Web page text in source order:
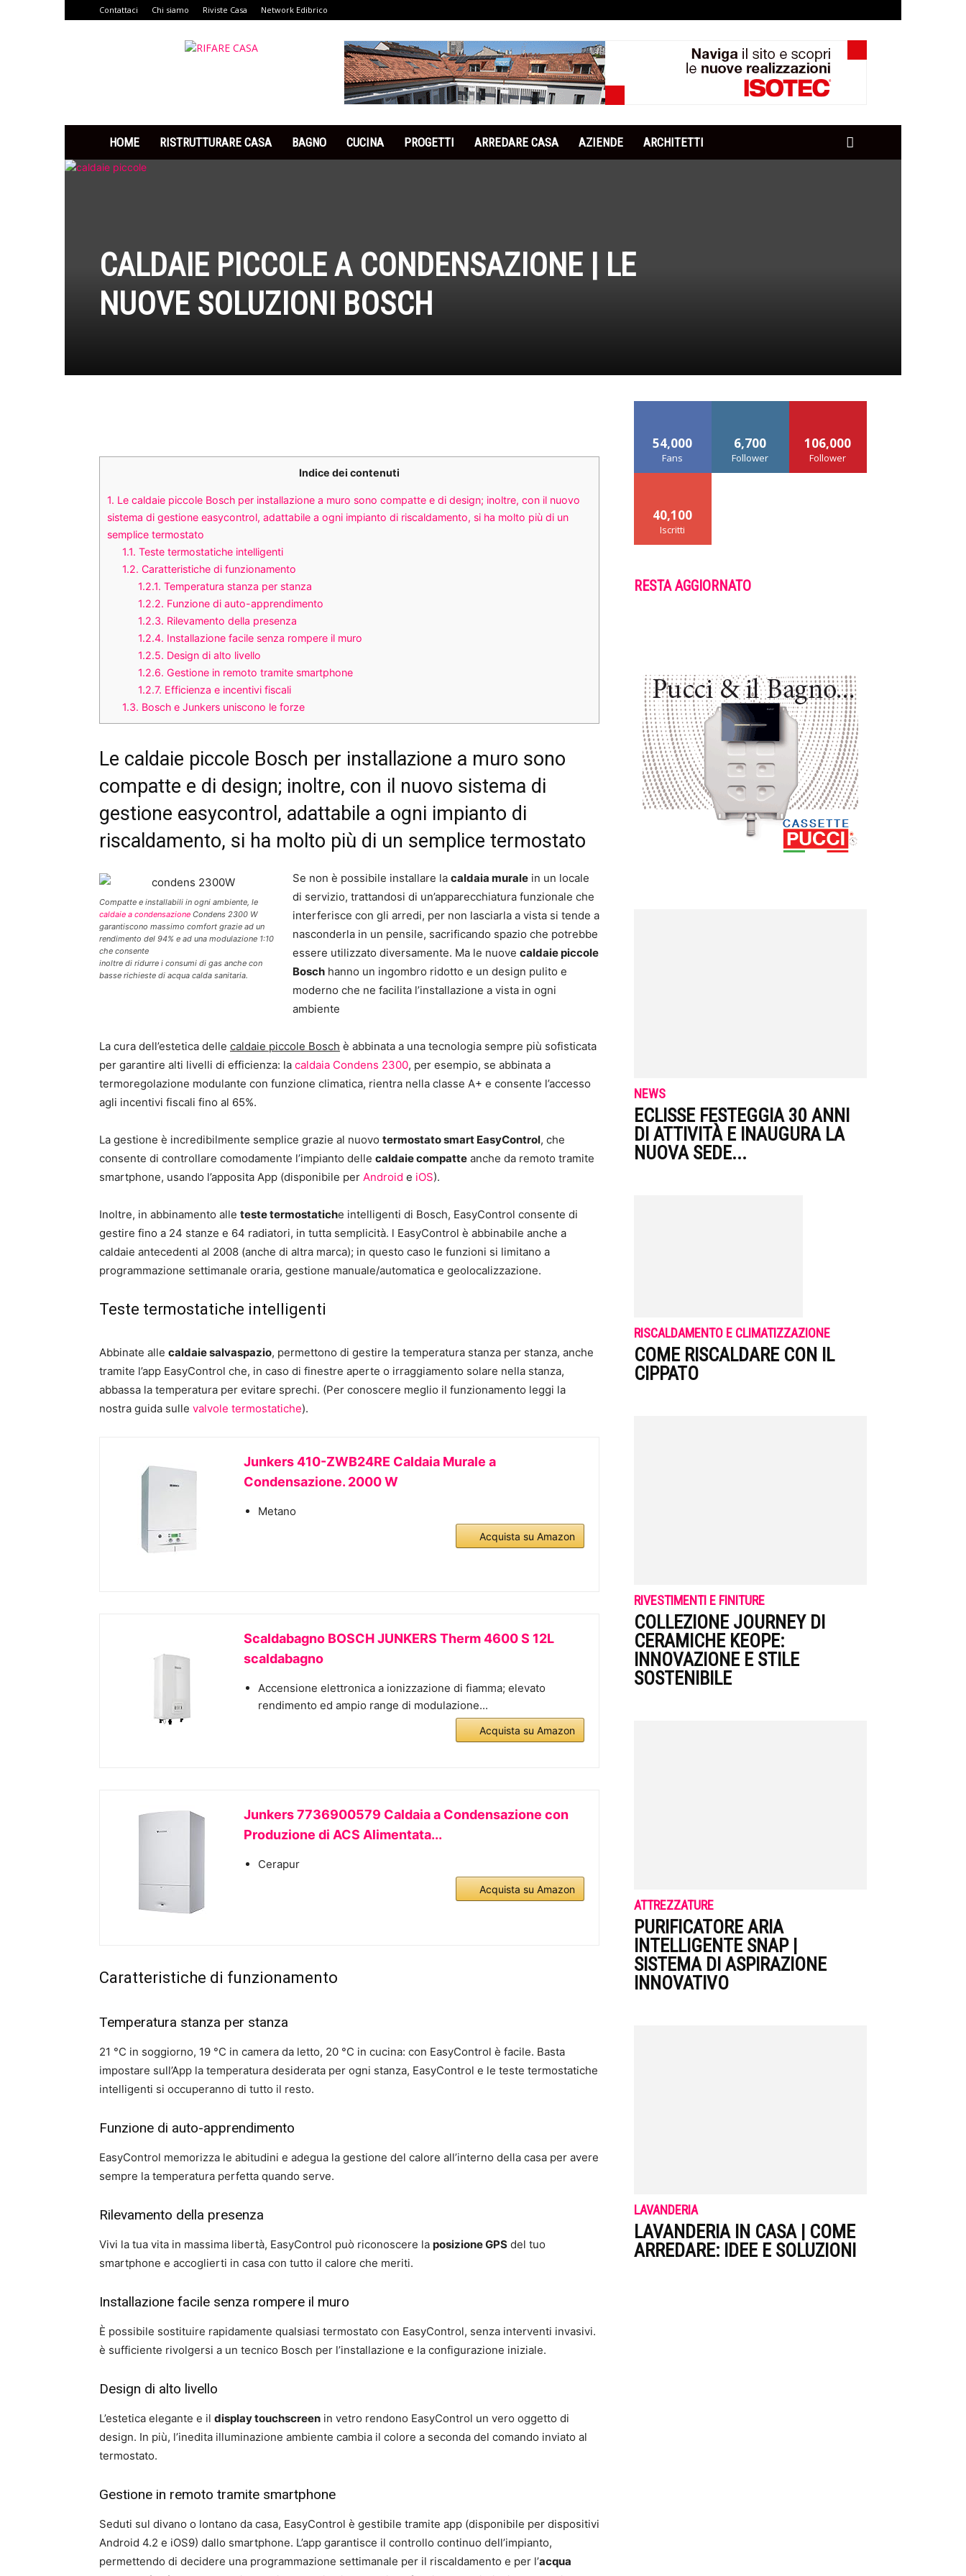
Contattaci Chi siamo Riviste Casa Network Edibrico
HOME RISTRUTTURARE CASA BAGNO CUCINA PROGETTI ARREDARE CASA AZIENDE ARCHITETTI
CALDAIE PICCOLE A CONDENSAZIONE | LE
NUOVE SOLUZIONI BOSCH
Indice dei contenuti
1. Le caldaie piccole Bosch per installazione a muro sono compatte e di design; inoltre, con il nuovo
sistema di gestione easycontrol, adattabile a ogni impianto di riscaldamento, si ha molto più di un
semplice termostato
1.1. Teste termostatiche intelligenti
1.2. Caratteristiche di funzionamento
1.2.1. Temperatura stanza per stanza
1.2.2. Funzione di auto-apprendimento
1.2.3. Rilevamento della presenza
1.2.4. Installazione facile senza rompere il muro
1.2.5. Design di alto livello
1.2.6. Gestione in remoto tramite smartphone
1.2.7. Efficienza e incentivi fiscali
1.3. Bosch e Junkers uniscono le forze
Le caldaie piccole Bosch per installazione a muro sono
compatte e di design; inoltre, con il nuovo sistema di
gestione easycontrol, adattabile a ogni impianto di
riscaldamento, si ha molto più di un semplice termostato
Compatte e installabili in ogni ambiente, le
caldaie a condensazione Condens 2300 W
garantiscono massimo comfort grazie ad un
rendimento del 94% e ad una modulazione 1:10
che consente
inoltre di ridurre i consumi di gas anche con
basse richieste di acqua calda sanitaria.
Se non è possibile installare la caldaia murale in un locale
di servizio, trattandosi di un’apparecchiatura funzionale che
interferisce con gli arredi, per non lasciarla a vista si tende a
nasconderla in un pensile, sacrificando spazio che potrebbe
essere utilizzato diversamente. Ma le nuove caldaie piccole
Bosch hanno un ingombro ridotto e un design pulito e
moderno che ne facilita l’installazione a vista in ogni
ambiente
La cura dell’estetica delle caldaie piccole Bosch è abbinata a una tecnologia sempre più sofisticata
per garantire alti livelli di efficienza: la caldaia Condens 2300, per esempio, se abbinata a
termoregolazione modulante con funzione climatica, rientra nella classe A+ e consente l’accesso
agli incentivi fiscali fino al 65%.
La gestione è incredibilmente semplice grazie al nuovo termostato smart EasyControl, che
consente di controllare comodamente l’impianto delle caldaie compatte anche da remoto tramite
smartphone, usando l’apposita App (disponibile per Android e iOS).
Inoltre, in abbinamento alle teste termostatiche intelligenti di Bosch, EasyControl consente di
gestire fino a 24 stanze e 64 radiatori, in tutta semplicità. l EasyControl è abbinabile anche a
caldaie antecedenti al 2008 (anche di altra marca); in questo caso le funzioni si limitano a
programmazione settimanale oraria, gestione manuale/automatica e geolocalizzazione.
Teste termostatiche intelligenti
Abbinate alle caldaie salvaspazio, permettono di gestire la temperatura stanza per stanza, anche
tramite l’app EasyControl che, in caso di finestre aperte o irraggiamento solare nella stanza,
abbassa la temperatura per evitare sprechi. (Per conoscere meglio il funzionamento leggi la
nostra guida sulle valvole termostatiche).
Junkers 410-ZWB24RE Caldaia Murale a
Condensazione. 2000 W
Metano
Acquista su Amazon
Scaldabagno BOSCH JUNKERS Therm 4600 S 12L
scaldabagno
Accensione elettronica a ionizzazione di fiamma; elevato
rendimento ed ampio range di modulazione...
Acquista su Amazon
Junkers 7736900579 Caldaia a Condensazione con
Produzione di ACS Alimentata...
Cerapur
Acquista su Amazon
Caratteristiche di funzionamento
Temperatura stanza per stanza
21 °C in soggiorno, 19 °C in camera da letto, 20 °C in cucina: con EasyControl è facile. Basta
impostare sull’App la temperatura desiderata per ogni stanza, EasyControl e le teste termostatiche
intelligenti si occuperanno di tutto il resto.
Funzione di auto-apprendimento
EasyControl memorizza le abitudini e adegua la gestione del calore all’interno della casa per avere
sempre la temperatura perfetta quando serve.
Rilevamento della presenza
Vivi la tua vita in massima libertà, EasyControl può riconoscere la posizione GPS del tuo
smartphone e accoglierti in casa con tutto il calore che meriti.
Installazione facile senza rompere il muro
È possibile sostituire rapidamente qualsiasi termostato con EasyControl, senza interventi invasivi.
è sufficiente rivolgersi a un tecnico Bosch per l’installazione e la configurazione iniziale.
Design di alto livello
L’estetica elegante e il display touchscreen in vetro rendono EasyControl un vero oggetto di
design. In più, l’inedita illuminazione ambiente cambia il colore a seconda del comando inviato al
termostato.
Gestione in remoto tramite smartphone
Seduti sul divano o lontano da casa, EasyControl è gestibile tramite app (disponibile per dispositivi
Android 4.2 e iOS9) dallo smartphone. L’app garantisce il controllo continuo dell’impianto,
permettendo di decidere una programmazione settimanale per il riscaldamento e per l’acqua
54,000
Fans
6,700
Follower
106,000
Follower
40,100
Iscritti
RESTA AGGIORNATO
NEWS
ECLISSE FESTEGGIA 30 ANNI
DI ATTIVITÀ E INAUGURA LA
NUOVA SEDE...
RISCALDAMENTO E CLIMATIZZAZIONE
COME RISCALDARE CON IL
CIPPATO
RIVESTIMENTI E FINITURE
COLLEZIONE JOURNEY DI
CERAMICHE KEOPE:
INNOVAZIONE E STILE
SOSTENIBILE
ATTREZZATURE
PURIFICATORE ARIA
INTELLIGENTE SNAP |
SISTEMA DI ASPIRAZIONE
INNOVATIVO
LAVANDERIA
LAVANDERIA IN CASA | COME
ARREDARE: IDEE E SOLUZIONI